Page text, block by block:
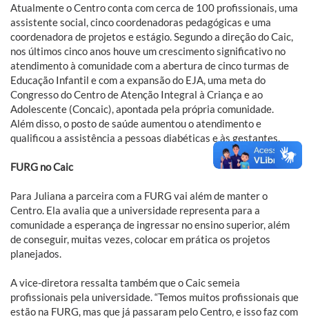
Atualmente o Centro conta com cerca de 100 profissionais, uma
assistente social, cinco coordenadoras pedagógicas e uma
coordenadora de projetos e estágio. Segundo a direção do Caic,
nos últimos cinco anos houve um crescimento significativo no
atendimento à comunidade com a abertura de cinco turmas de
Educação Infantil e com a expansão do EJA, uma meta do
Congresso do Centro de Atenção Integral à Criança e ao
Adolescente (Concaic), apontada pela própria comunidade.
Além disso, o posto de saúde aumentou o atendimento e
qualificou a assistência a pessoas diabéticas e às gestantes.
FURG no Caic
Para Juliana a parceira com a FURG vai além de manter o
Centro. Ela avalia que a universidade representa para a
comunidade a esperança de ingressar no ensino superior, além
de conseguir, muitas vezes, colocar em prática os projetos
planejados.
A vice-diretora ressalta também que o Caic semeia
profissionais pela universidade. “Temos muitos profissionais que
estão na FURG, mas que já passaram pelo Centro, e isso faz com